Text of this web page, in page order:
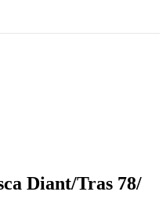
Diant/Tras 78/